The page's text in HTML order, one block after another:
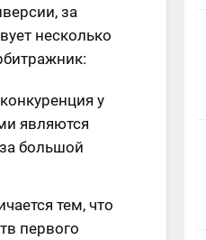
за
несколько
у
являются
большой
тем, что
первого